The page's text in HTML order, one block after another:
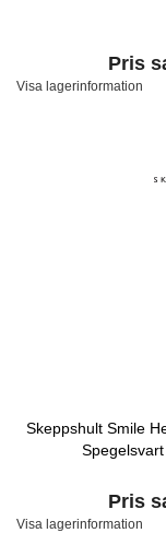
Pris
Visa lagerinformation
Skeppshult Smile
Spegelsvart
Pris
Visa lagerinformation